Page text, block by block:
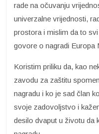
rade na očuvanju
univerzalne vrijednosti,
prostora i mislim da to
govore o nagradi Europa
Koristim priliku da, kao
zavodu za zaštitu
nagradu i ko je sad član
svoje zadovoljstvo i
desilo dvaput u životu da